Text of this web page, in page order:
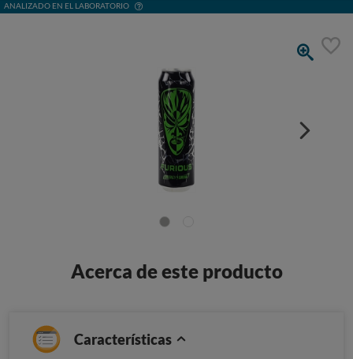
ANALIZADO EN EL LABORATORIO
Acerca de este producto
Características